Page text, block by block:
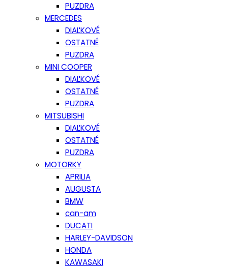
PUZDRA
MERCEDES
DIAĽKOVÉ
OSTATNÉ
PUZDRA
MINI COOPER
DIAĽKOVÉ
OSTATNÉ
PUZDRA
MITSUBISHI
DIAĽKOVÉ
OSTATNÉ
PUZDRA
MOTORKY
APRILIA
AUGUSTA
BMW
can-am
DUCATI
HARLEY-DAVIDSON
HONDA
KAWASAKI